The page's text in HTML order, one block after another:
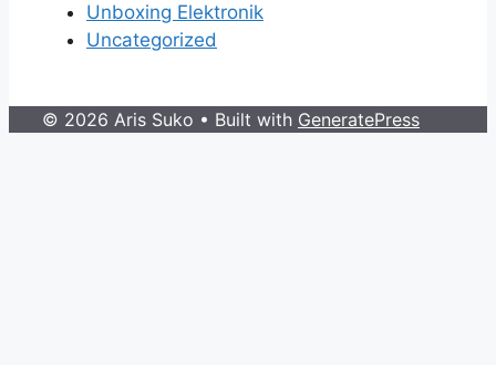
Unboxing Elektronik
Uncategorized
© 2026 Aris Suko • Built with GeneratePress